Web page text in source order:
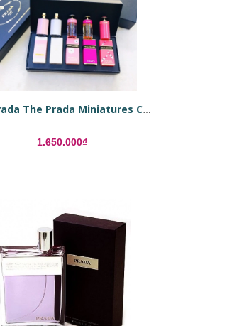
Set Prada The Prada Miniatures Collection
1.650.000₫